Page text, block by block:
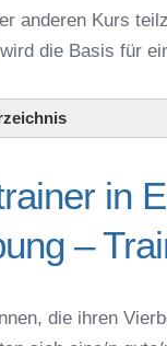
anderen Kurs
wird die Basis für
in
einen guten
für die
für das
in
–
die ihren